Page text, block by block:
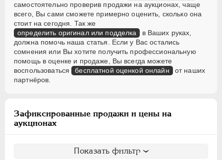
самостоятельно проверив продажи на аукционах, чаще
всего, Вы сами сможете примерно оценить, сколько она
стоит на сегодня. Так же
определить оригинал или подделка
в Ваших руках,
должна помочь наша статья. Если у Вас остались
сомнения или Вы хотите получить профессиональную
помощь в оценке и продаже, Вы всегда можете
воспользоваться бесплатной оценкой онлайн от наших
партнёров.
Зафиксированные продажи и цены на
аукционах
Показать фильтр